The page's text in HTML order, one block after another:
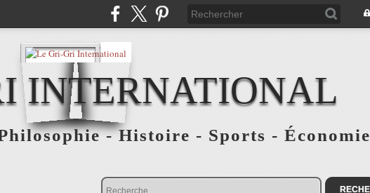
INTERNATIONAL
- Histoire - Sports - Économie